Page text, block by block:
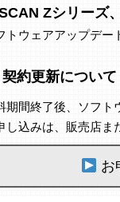
Zシリーズ
トウェアアップデー
契約更新について
期間終了後、ソフト
し込みは、販売店ま
お